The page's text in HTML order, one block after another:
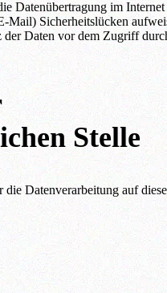
Datenübertragung im
Mail) Sicherheitslücken
der Daten vor dem Zugriff
Stelle
Datenverarbeitung auf